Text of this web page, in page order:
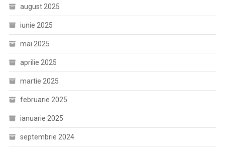
august 2025
iunie 2025
mai 2025
aprilie 2025
martie 2025
februarie 2025
ianuarie 2025
septembrie 2024